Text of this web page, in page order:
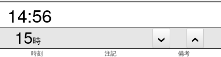
14:56
15時
時刻 注記 備考